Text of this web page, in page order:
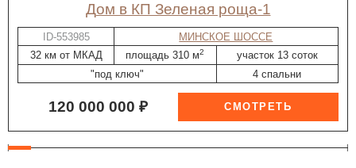
дом в КП Зеленая роща-1
ID-553985
МИНСКОЕ ШОССЕ
32 км от МКАД
площадь 310 м2
участок 13 соток
"под ключ"
4 спальни
120 000 000 ₽